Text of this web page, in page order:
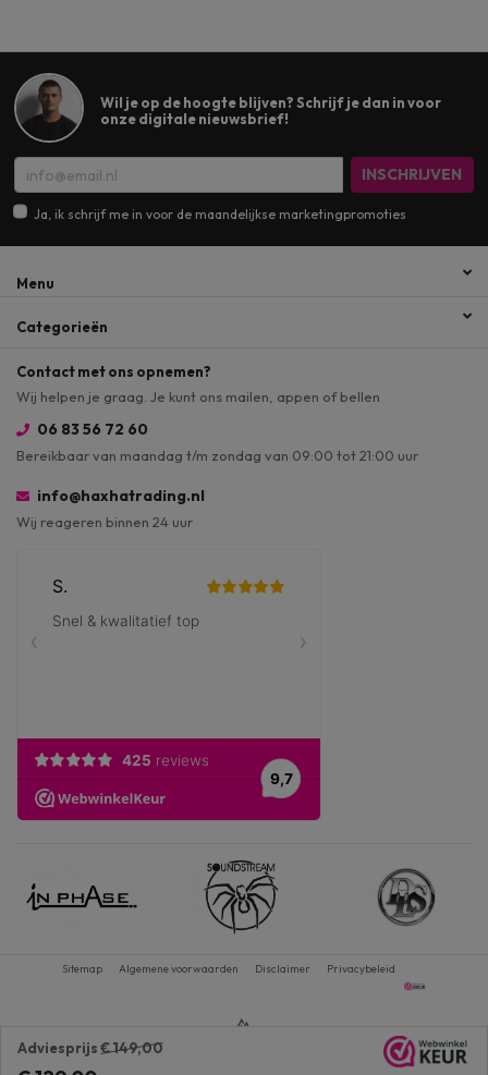
Adviesprijs€ 149,00
Wil je op de hoogte blijven? Schrijf je dan in voor
onze digitale nieuwsbrief!
INSCHRIJVEN
Ja, ik schrijf me in voor de maandelijkse marketingpromoties
Menu
Categorieën
Contact met ons opnemen?
Wij helpen je graag. Je kunt ons mailen, appen of bellen
06 83 56 72 60
Bereikbaar van maandag t/m zondag van 09:00 tot 21:00 uur
info@haxhatrading.nl
Wij reageren binnen 24 uur
Sitemap Algemene voorwaarden Disclaimer Privacybeleid